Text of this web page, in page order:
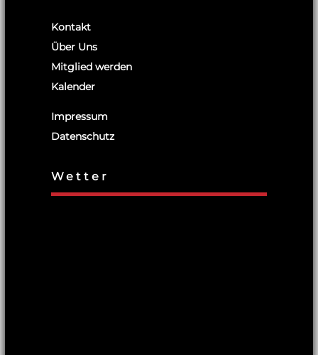
Kontakt
Über Uns
Mitglied werden
Kalender
Impressum
Datenschutz
Wetter